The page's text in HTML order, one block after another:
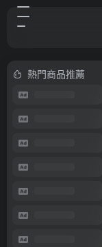
熱門商品推薦